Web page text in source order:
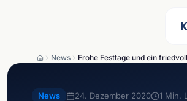
News Frohe Festtage und ein
News 24. Dezember 2020 1 Min.